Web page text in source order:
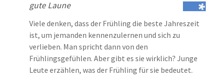
gute Laune
Viele denken, dass der Frühling die beste Jahreszeit
ist, um jemanden kennenzulernen und sich zu
verlieben. Man spricht dann von den
Frühlingsgefühlen. Aber gibt es sie wirklich? Junge
Leute erzählen, was der Frühling für sie bedeutet.